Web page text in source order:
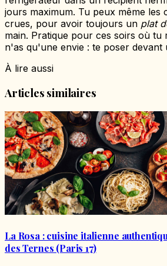
jours maximum. Tu peux même les
crues, pour avoir toujours un plat
main. Pratique pour ces soirs où
n'as qu'une envie : te poser devant
À lire aussi
Articles similaires
La Rosa : cuisine italienne
des Ternes (Paris 17)